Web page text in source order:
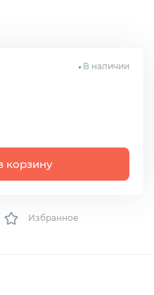
корзину
В наличии
Избранное